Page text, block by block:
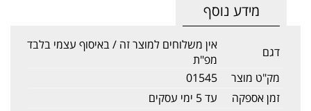
מידע נוסף
דגם
אין משלוחים למוצר זה / באיסוף עצמי בלבד
מפ"ת
מק"ט מוצר
01545
זמן אספקה
עד 5 ימי עסקים